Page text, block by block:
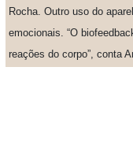
Rocha. Outro uso do
emocionais. “O
reações do corpo”, conta